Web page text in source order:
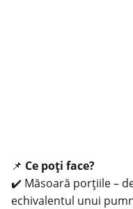
📌 Ce poți face?
✔️ Măsoară porțiile –
echivalentul unui